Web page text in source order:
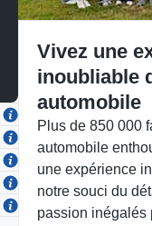
Vivez une
inoubliable
automobile
Plus de 850 000
automobile
une expérience
notre souci du
passion inégalés